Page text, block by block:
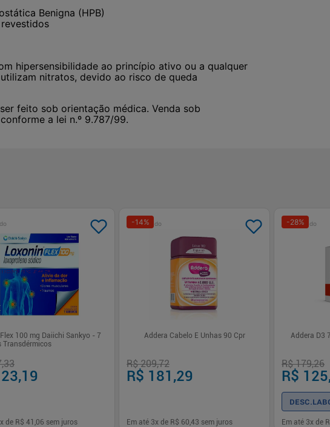
Benigna (HPB)
hipersensibilidade ao princípio ativo ou a qualquer
nitratos, devido ao risco de queda
feito sob orientação médica. Venda sob
a lei n.º 9.787/99.
100 mg Daiichi Sankyo - 7
Transdérmicos
x de R$ 41,06 sem juros
Patrocinado
-14%
Addera Cabelo E Unhas 90 Cpr
R$ 209,72
R$ 181,29
Em até 3x de R$ 60,43 sem juros
Patrocinado
-28%
Addera D3
R$ 179,26
R$
Em até 3x de